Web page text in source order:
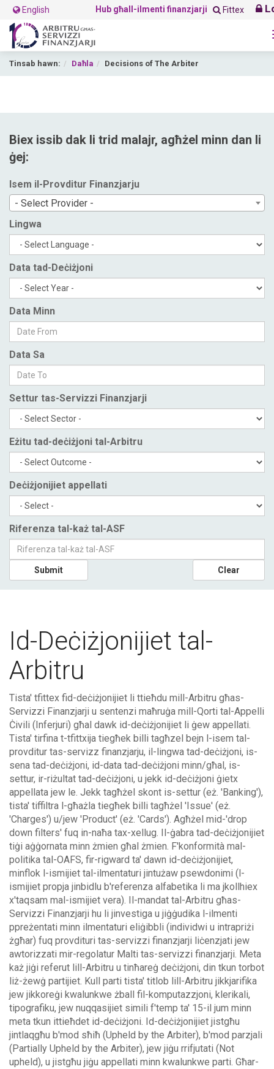
English Hub għall-ilmenti finanzjarji Fittex
Tinsab hawn: Daħla Decisions of The Arbiter
Biex issib dak li trid malajr, agħżel minn dan li
ġej:
Isem il-Provditur Finanzjarju
- Select Provider -
Lingwa
Data tad-Deċiżjoni
Data Minn
Data Sa
Settur tas-Servizzi Finanzjarji
Eżitu tad-deċiżjoni tal-Arbitru
Deċiżjonijiet appellati
Riferenza tal-każ tal-ASF
Submit Clear
Id-Deċiżjonijiet tal-
Arbitru
Tista' tfittex fid-deċiżjonijiet li ttieħdu mill-Arbitru għas-
Servizzi Finanzjarji u sentenzi maħruġa mill-Qorti tal-Appelli
Ċivili (Inferjuri) għal dawk id-deċiżjonijiet li ġew appellati.
Tista' tirfina t-tfittxija tiegħek billi tagħzel bejn l-isem tal-
provditur tas-servizz finanzjarju, il-lingwa tad-deċiżjoni, is-
sena tad-deċiżjoni, id-data tad-deċiżjoni minn/għal, is-
settur, ir-riżultat tad-deċiżjoni, u jekk id-deċiżjoni ġietx
appellata jew le. Jekk tagħżel skont is-settur (eż. 'Banking'),
tista' tiffiltra l-għażla tiegħek billi tagħżel 'Issue' (eż.
'Charges') u/jew 'Product' (eż. 'Cards'). Agħżel mid-'drop
down filters' fuq in-naħa tax-xellug. Il-ġabra tad-deċiżjonijiet
tiġi aġġornata minn żmien għal żmien. F'konformità mal-
politika tal-OAFS, fir-rigward ta' dawn id-deċiżjonijiet,
minflok l-ismijiet tal-ilmentaturi jintużaw psewdonimi (l-
ismijiet propja jinbidlu b'referenza alfabetika li ma jkollhiex
x'taqsam mal-ismijiet vera). Il-mandat tal-Arbitru għas-
Servizzi Finanzjarji hu li jinvestiga u jiġġudika l-ilmenti
ppreżentati minn ilmentaturi eliġibbli (individwi u intrapriżi
żgħar) fuq provdituri tas-servizzi finanzjarji liċenzjati jew
awtorizzati mir-regolatur Malti tas-servizzi finanzjarji. Meta
każ jiġi referut lill-Arbitru u tinħareġ deċiżjoni, din tkun torbot
liż-żewġ partijiet. Kull parti tista' titlob lill-Arbitru jikkjarifika
jew jikkoreġi kwalunkwe żball fil-komputazzjoni, klerikali,
tipografiku, jew nuqqasijiet simili f'temp ta' 15-il jum minn
meta tkun ittieħdet id-deċiżjoni. Id-deċiżjonijiet jistgħu
jintlaqgħu b'mod sħiħ (Upheld by the Arbiter), b'mod parzjali
(Partially Upheld by the Arbiter), jew jiġu rrifjutati (Not
upheld), u jistgħu jiġu appellati minn kwalunkwe parti. Għar-